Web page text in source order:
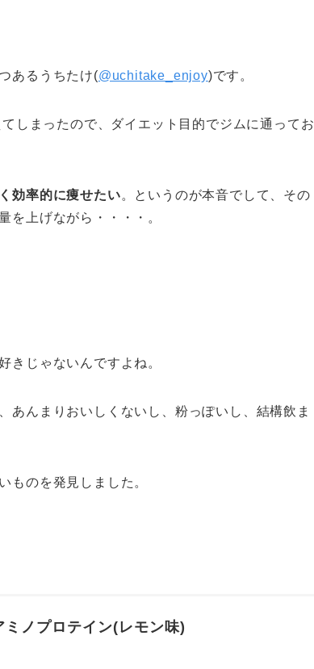
あるうちたけ(@uchitake_enjoy)です。
しまったので、ダイエット目的でジムに通ってお
効率的に痩せたい。というのが本音でして、その
を上げながら・・・・。
きじゃないんですよね。
あんまりおいしくないし、粉っぽいし、結構飲ま
ものを発見しました。
ミノプロテイン(レモン味)